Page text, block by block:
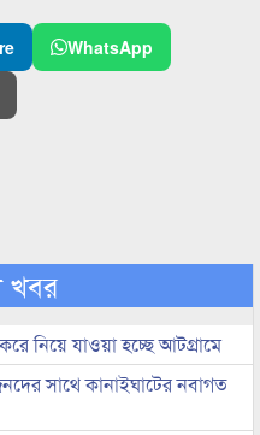
WhatsApp
খবর
নিয়ে যাওয়া হচ্ছে আটগ্রামে
সাথে কানাইঘাটের নবাগত